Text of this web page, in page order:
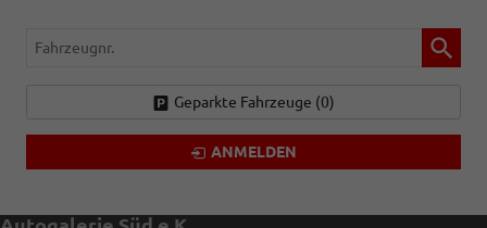
Fahrzeugnr.
Geparkte Fahrzeuge (0)
ANMELDEN